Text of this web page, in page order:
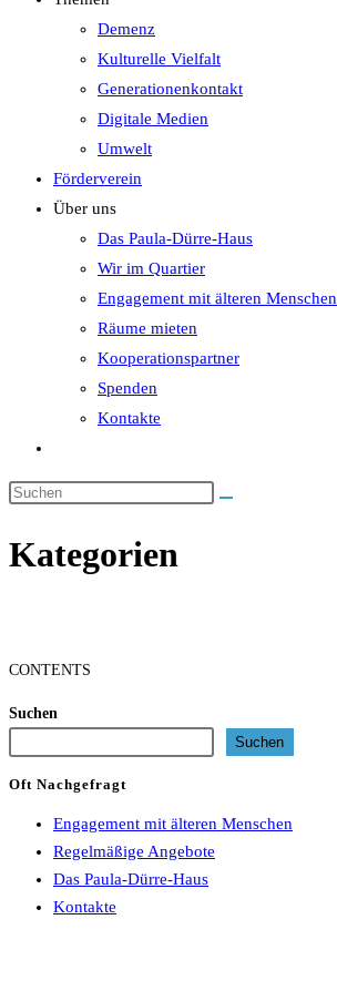
Demenz
Kulturelle Vielfalt
Generationenkontakt
Digitale Medien
Umwelt
Förderverein
Über uns
Das Paula-Dürre-Haus
Wir im Quartier
Engagement mit älteren Menschen
Räume mieten
Kooperationspartner
Spenden
Kontakte
umschalten
Kategorien
CONTENTS
Suchen
Suchen
Oft Nachgefragt
Engagement mit älteren Menschen
Regelmäßige Angebote
Das Paula-Dürre-Haus
Kontakte